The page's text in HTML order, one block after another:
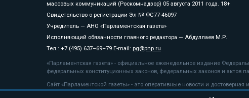
массовых коммуникаций (Роскомнадзор) 05 августа 2011 года. 18+
Свидетельство о регистрации Эл № ФС77-46097
Учредитель — АНО «Парламентская газета»
Исполняющий обязанности главного редактора — Абдуллаев М.Р.
Тел.: +7 (495) 637–69–79 E-mail: pg@pnp.ru
«Парламентская газета» - официальное еженедельное издание
федеральных конституционных законов, федеральных законов и актов
Сайт «Парламентской газеты» - это оперативные новости и
«Парламентской газеты» активная ссылка на pnp.ru обязательна.